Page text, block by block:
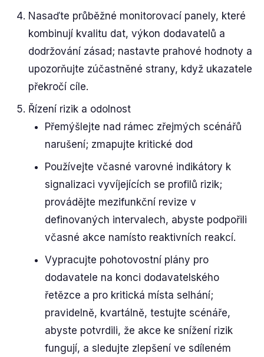
Nasaďte průběžné monitorovací panely, které
kombinují kvalitu dat, výkon dodavatelů a
dodržování zásad; nastavte prahové hodnoty a
upozorňujte zúčastněné strany, když ukazatele
překročí cíle.
Řízení rizik a odolnost
Přemýšlejte nad rámec zřejmých scénářů
narušení; zmapujte kritické dod
Používejte včasné varovné indikátory k
signalizaci vyvíjejících se profilů rizik;
provádějte mezifunkční revize v
definovaných intervalech, abyste podpořili
včasné akce namísto reaktivních reakcí.
Vypracujte pohotovostní plány pro
dodavatele na konci dodavatelského
řetězce a pro kritická místa selhání;
pravidelně, kvartálně, testujte scénáře,
abyste potvrdili, že akce ke snížení rizik
fungují, a sledujte zlepšení ve sdíleném